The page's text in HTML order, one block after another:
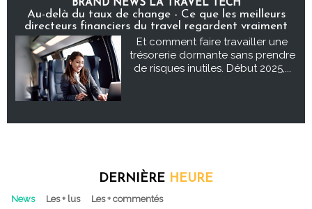
BRAND NEWS LA TRAVEL TECH
Au-delà du taux de change - Ce que les meilleurs
directeurs financiers du travel regardent vraiment
Et comment faire travailler une
trésorerie dormante sans prendre
de risques inutiles. Début 2025,...
DERNIÈRE HEURE
News Les + lus Les + commentés